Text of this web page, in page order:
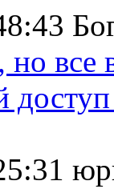
но все